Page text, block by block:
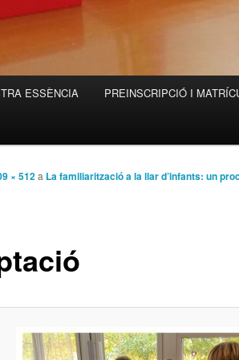
ESSÈNCIA PREINSCRIPCIÓ I
× 512a La familiarització a la llar d’infants: un